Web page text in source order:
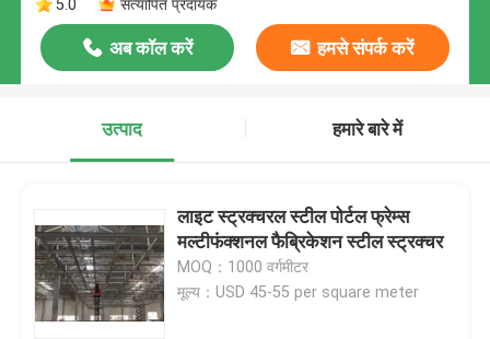
5.0
सत्यापित प्रदायक
अब कॉल करें हमसे संपर्क करें
उत्पाद हमारे बारे में
लाइट स्ट्रक्चरल स्टील पोर्टल फ्रेम्स
मल्टीफंक्शनल फैब्रिकेशन स्टील स्ट्रक्चर
MOQ：1000 वर्गमीटर
मूल्य：USD 45-55 per square meter